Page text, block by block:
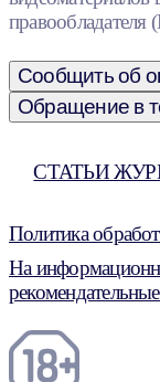
Сообщить об
Обращение в
СТАТЬИ
Политика
На